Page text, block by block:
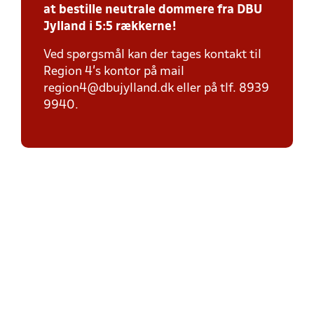
at bestille neutrale dommere fra DBU
Jylland i 5:5 rækkerne!
Ved spørgsmål kan der tages kontakt til
Region 4's kontor på mail
region4@dbujylland.dk eller på tlf. 8939
9940.